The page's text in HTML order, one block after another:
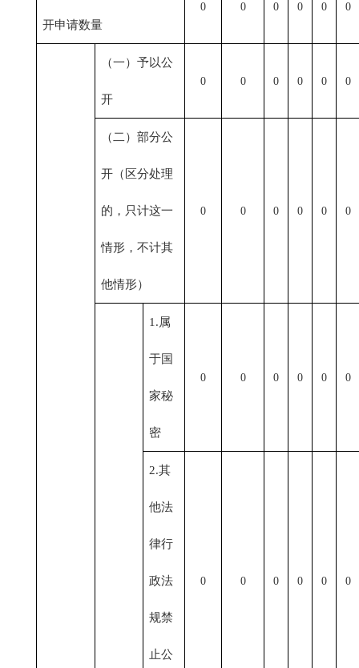
开申请数量
0 0 0 0 0 0
（一）予以公
开
0 0 0 0 0 0
（二）部分公
开（区分处理
的，只计这一
情形，不计其
他情形）
0 0 0 0 0 0
1.属
于国
家秘
密
0 0 0 0 0 0
2.其
他法
律行
政法
规禁
止公
0 0 0 0 0 0